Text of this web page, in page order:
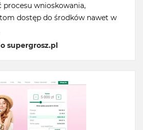
procesu wnioskowania,
dostęp do środków nawet w
supergrosz.pl